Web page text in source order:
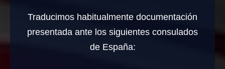
Traducimos habitualmente documentación
presentada ante los siguientes consulados
de España: